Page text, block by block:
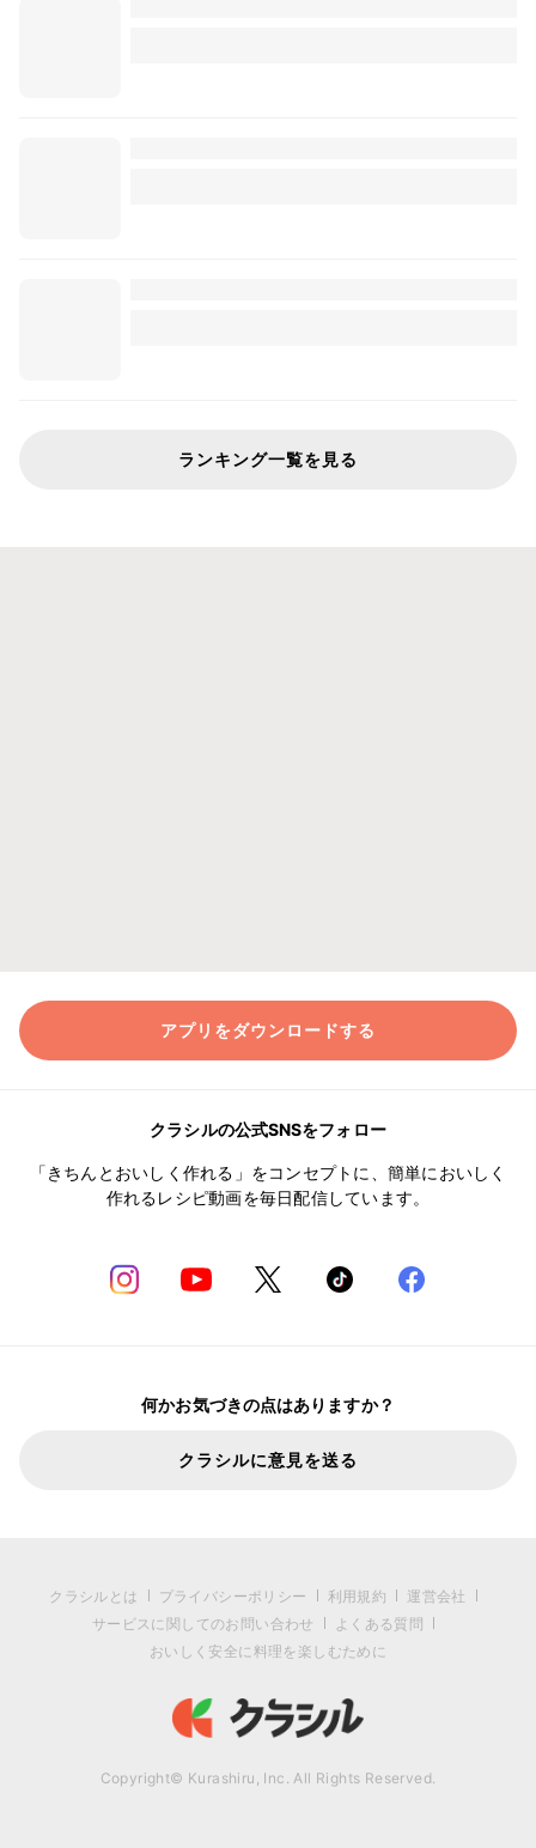
ランキング一覧を見る
アプリをダウンロードする
クラシルの公式SNSをフォロー
「きちんとおいしく作れる」をコンセプトに、簡単においしく
作れるレシピ動画を毎日配信しています。
何かお気づきの点はありますか？
クラシルに意見を送る
クラシルとは プライバシーポリシー 利用規約
運営会社
サービスに関してのお問い合わせ
よくある質問
おいしく安全に料理を楽しむために
Copyright© Kurashiru, Inc. All Rights Reserved.